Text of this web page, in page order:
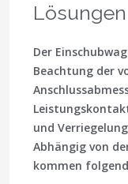
Lösungen
Der
Beachtung der
und
Abhängig von
kommen